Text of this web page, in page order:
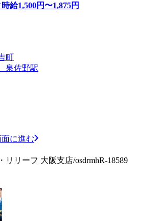
時給1,500円〜1,875円
町
泉佐野駅
に進む
リリーフ 大阪支店/osdrmhR-18589